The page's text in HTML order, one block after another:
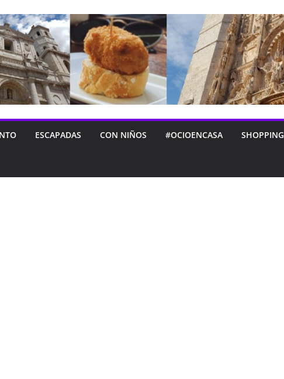
ESCAPADAS CON NIÑOS #OCIOENCASA SHOPPING